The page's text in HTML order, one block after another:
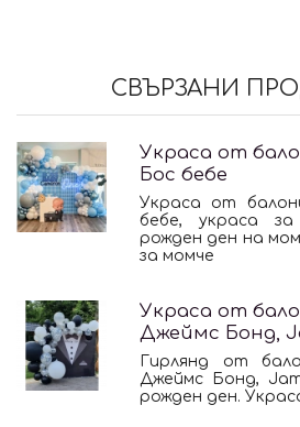
СВЪРЗАНИ
Украса от
Бос бебе
Украса от
бебе, украса
рожден ден на
за момче
Украса от
Джеймс Бонд,
Гирлянд от
Джеймс Бонд,
рожден ден.